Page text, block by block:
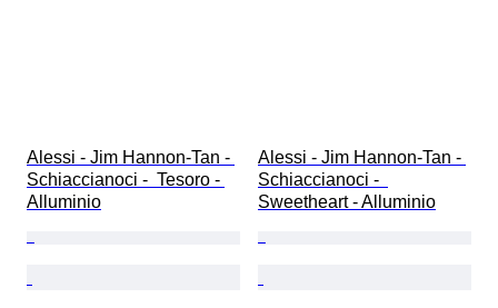
Alessi - Jim Hannon-Tan -
Schiaccianoci -  Tesoro -
Alluminio
Alessi - Jim Hannon-Tan -
Schiaccianoci -
Sweetheart - Alluminio